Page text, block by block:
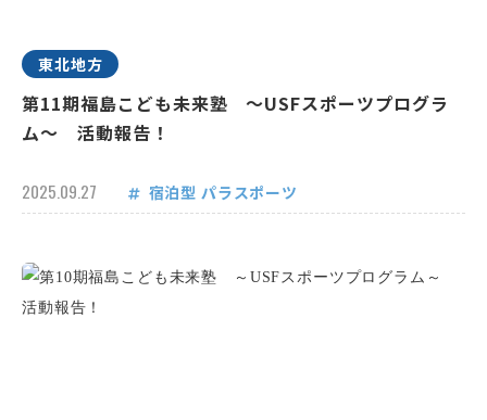
東北地方
第11期福島こども未来塾 ～USFスポーツプログラ
ム～ 活動報告！
2025.09.27 宿泊型 パラスポーツ